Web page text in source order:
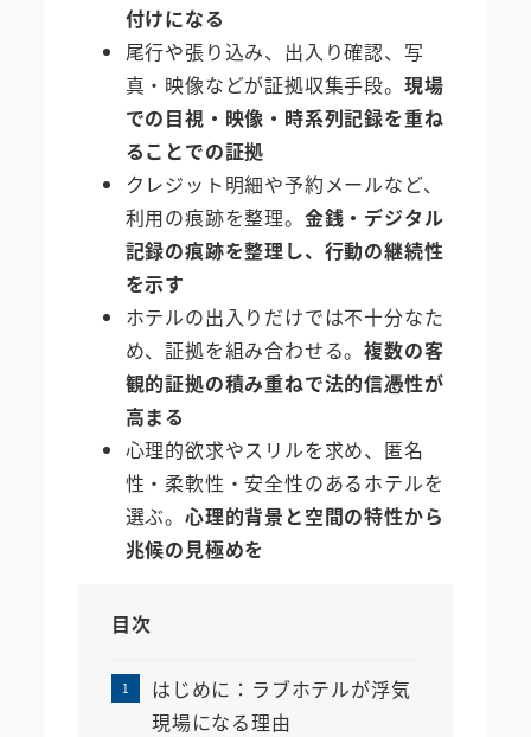
付けになる
尾行や張り込み、出入り確認、写
真・映像などが証拠収集手段。 現場
での目視・映像・時系列記録を重ね
ることでの証拠
クレジット明細や予約メールなど、
利用の痕跡を整理。 金銭・デジタル
記録の痕跡を整理し、行動の継続性
を示す
ホテルの出入りだけでは不十分なた
め、証拠を組み合わせる。複数の客
観的証拠の積み重ねで法的信憑性が
高まる
心理的欲求やスリルを求め、匿名
性・柔軟性・安全性のあるホテルを
選ぶ。 心理的背景と空間の特性から
兆候の見極めを
目次
はじめに：ラブホテルが浮気
現場になる理由